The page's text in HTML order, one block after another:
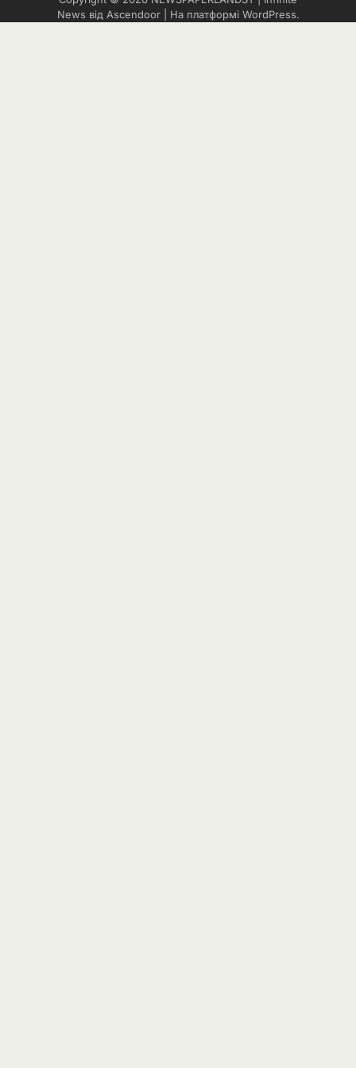
News від Ascendoor| На платформі WordPress.